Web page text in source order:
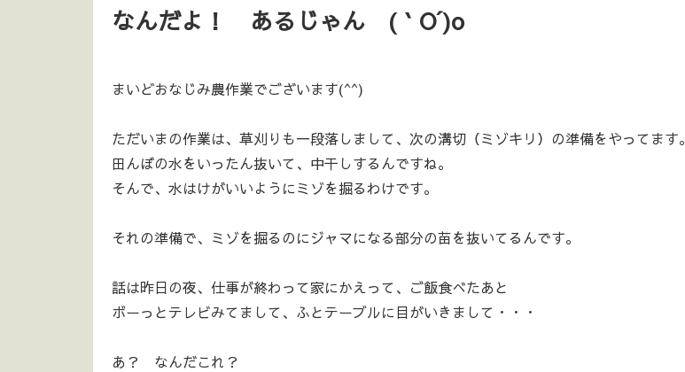
なんだよ！ あるじゃん (｀O´)o
まいどおなじみ農作業でございます(^^)
ただいまの作業は、草刈りも一段落しまして、次の溝切（ミゾキリ）の準備をやってます。
田んぼの水をいったん抜いて、中干しするんですね。
そんで、水はけがいいようにミゾを掘るわけです。
それの準備で、ミゾを掘るのにジャマになる部分の苗を抜いてるんです。
話は昨日の夜、仕事が終わって家にかえって、ご飯食べたあと
ボーっとテレビみてまして、ふとテーブルに目がいきまして・・・
あ？ なんだこれ？